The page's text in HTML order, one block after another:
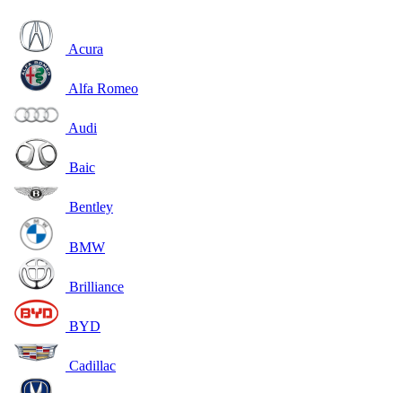
Acura
Alfa Romeo
Audi
Baic
Bentley
BMW
Brilliance
BYD
Cadillac